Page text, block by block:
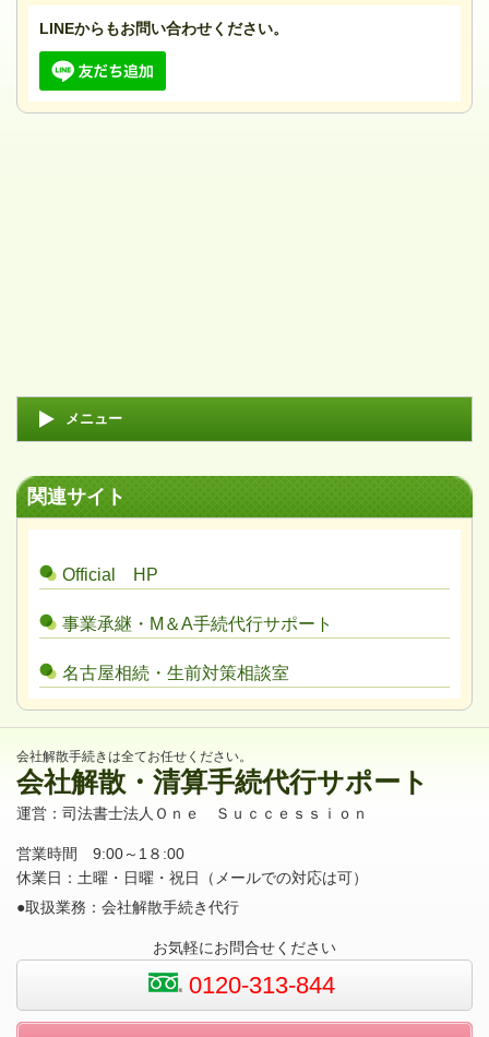
LINEからもお問い合わせください。
メニュー
関連サイト
Official HP
事業承継・M＆A手続代行サポート
名古屋相続・生前対策相談室
会社解散手続きは全てお任せください。
会社解散・清算手続代行サポート
運営：司法書士法人Ｏｎｅ Ｓｕｃｃｅｓｓｉｏｎ
営業時間 9:00～1８:00
休業日：土曜・日曜・祝日（メールでの対応は可）
●取扱業務：会社解散手続き代行
お気軽にお問合せください
0120-313-844